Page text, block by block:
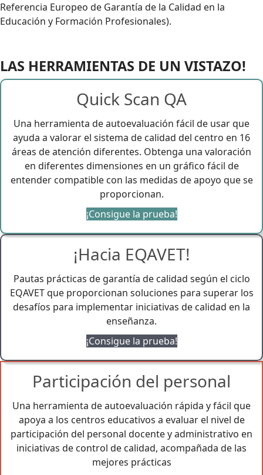
Referencia Europeo de Garantía de la Calidad en la
Educación y Formación Profesionales).
LAS HERRAMIENTAS DE UN VISTAZO!
Quick Scan QA
Una herramienta de autoevaluación fácil de usar que
ayuda a valorar el sistema de calidad del centro en 16
áreas de atención diferentes. Obtenga una valoración
en diferentes dimensiones en un gráfico fácil de
entender compatible con las medidas de apoyo que se
proporcionan.
¡Consigue la prueba!
¡Hacia EQAVET!
Pautas prácticas de garantía de calidad según el ciclo
EQAVET que proporcionan soluciones para superar los
desafíos para implementar iniciativas de calidad en la
enseñanza.
¡Consigue la prueba!
Participación del personal
Una herramienta de autoevaluación rápida y fácil que
apoya a los centros educativos a evaluar el nivel de
participación del personal docente y administrativo en
iniciativas de control de calidad, acompañada de las
mejores prácticas